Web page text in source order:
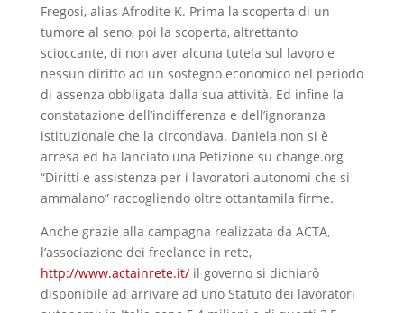
Fregosi, alias Afrodite K. Prima la scoperta di un
tumore al seno, poi la scoperta, altrettanto
scioccante, di non aver alcuna tutela sul lavoro e
nessun diritto ad un sostegno economico nel periodo
di assenza obbligata dalla sua attività. Ed infine la
constatazione dell’indifferenza e dell’ignoranza
istituzionale che la circondava. Daniela non si è
arresa ed ha lanciato una Petizione su change.org
“Diritti e assistenza per i lavoratori autonomi che si
ammalano” raccogliendo oltre ottantamila firme.
Anche grazie alla campagna realizzata da ACTA,
l’associazione dei freelance in rete,
http://www.actainrete.it/il governo si dichiarò
disponibile ad arrivare ad uno Statuto dei lavoratori